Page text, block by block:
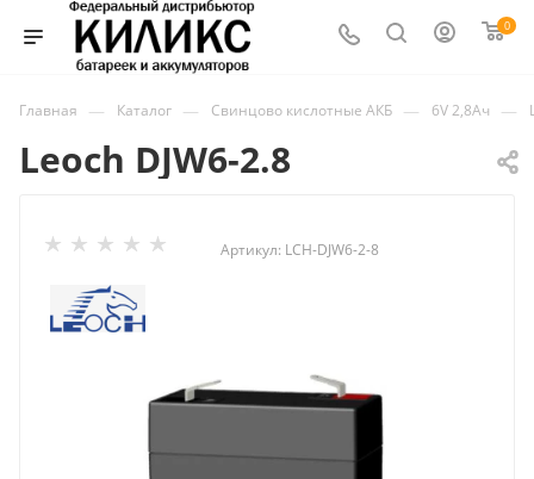
0
Главная — Каталог — Свинцово кислотные АКБ — 6V 2,8Ач —
Leoch DJW6-2.8
Артикул: LCH-DJW6-2-8